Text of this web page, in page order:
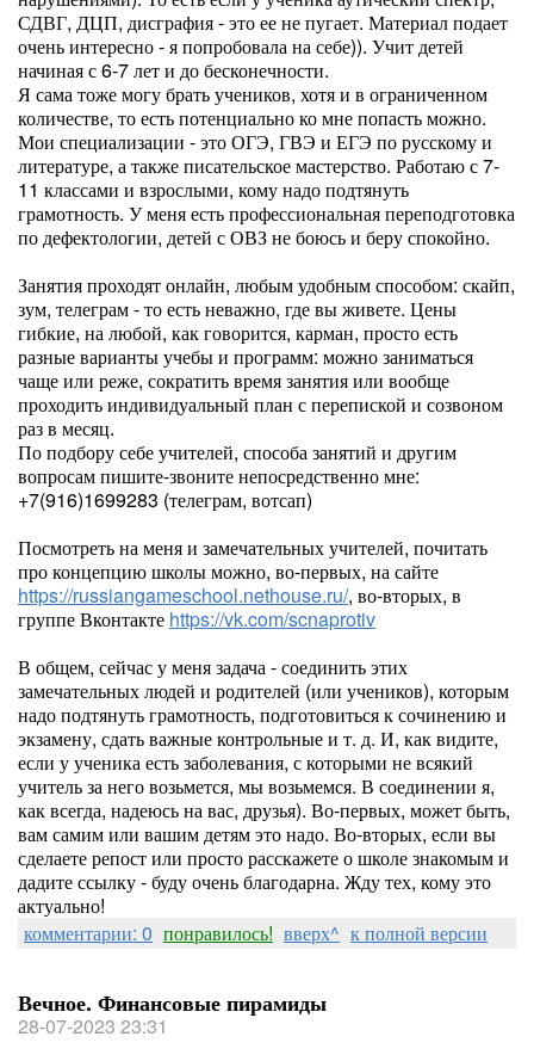
СДВГ, ДЦП, дисграфия - это ее не пугает. Материал подает
очень интересно - я попробовала на себе)). Учит детей
начиная с 6-7 лет и до бесконечности.
Я сама тоже могу брать учеников, хотя и в ограниченном
количестве, то есть потенциально ко мне попасть можно.
Мои специализации - это ОГЭ, ГВЭ и ЕГЭ по русскому и
литературе, а также писательское мастерство. Работаю с 7-
11 классами и взрослыми, кому надо подтянуть
грамотность. У меня есть профессиональная переподготовка
по дефектологии, детей с ОВЗ не боюсь и беру спокойно.
Занятия проходят онлайн, любым удобным способом: скайп,
зум, телеграм - то есть неважно, где вы живете. Цены
гибкие, на любой, как говорится, карман, просто есть
разные варианты учебы и программ: можно заниматься
чаще или реже, сократить время занятия или вообще
проходить индивидуальный план с перепиской и созвоном
раз в месяц.
По подбору себе учителей, способа занятий и другим
вопросам пишите-звоните непосредственно мне:
+7(916)1699283 (телеграм, вотсап)
Посмотреть на меня и замечательных учителей, почитать
про концепцию школы можно, во-первых, на сайте
https://russiangameschool.nethouse.ru/, во-вторых, в
группе Вконтакте https://vk.com/scnaprotiv
В общем, сейчас у меня задача - соединить этих
замечательных людей и родителей (или учеников), которым
надо подтянуть грамотность, подготовиться к сочинению и
экзамену, сдать важные контрольные и т. д. И, как видите,
если у ученика есть заболевания, с которыми не всякий
учитель за него возьмется, мы возьмемся. В соединении я,
как всегда, надеюсь на вас, друзья). Во-первых, может быть,
вам самим или вашим детям это надо. Во-вторых, если вы
сделаете репост или просто расскажете о школе знакомым и
дадите ссылку - буду очень благодарна. Жду тех, кому это
актуально!
комментарии: 0 понравилось! вверх^ к полной версии
Вечное. Финансовые пирамиды
28-07-2023 23:31